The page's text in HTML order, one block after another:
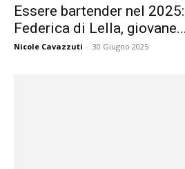
Essere bartender nel
Federica di Lella, giovane...
Nicole Cavazzuti - 30 Giugno 2025